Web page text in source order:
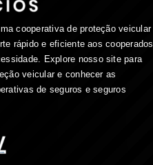
cooperativa de proteção veicular
rápido e eficiente aos cooperados
Explore nosso site para
veicular e conhecer as
de seguros e seguros